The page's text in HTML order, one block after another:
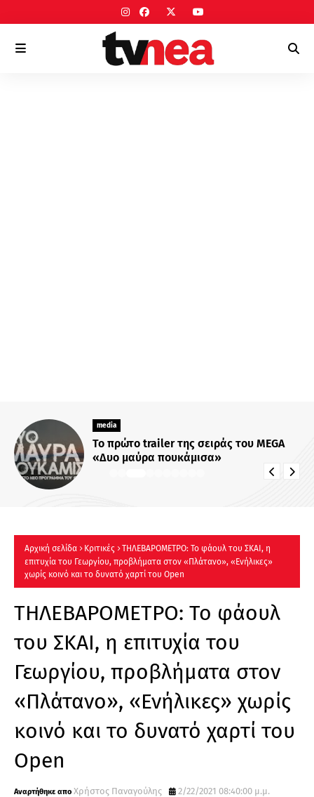
media
Το πρώτο trailer της σειράς του MEGA
«Δυο μαύρα πουκάμισα»
Αρχική σελίδα Κριτικές
ΤΗΛΕΒΑΡΟΜΕΤΡΟ: Το φάουλ του ΣΚΑΙ, η
επιτυχία του Γεωργίου, προβλήματα στον «Πλάτανο», «Ενήλικες»
χωρίς κοινό και το δυνατό χαρτί του Open
ΤΗΛΕΒΑΡΟΜΕΤΡΟ: Το φάουλ
του ΣΚΑΙ, η επιτυχία του
Γεωργίου, προβλήματα στον
«Πλάτανο», «Ενήλικες» χωρίς
κοινό και το δυνατό χαρτί του
Open
Χρήστος Παναγούλης 2/22/2021 08:40:00 μ.μ.